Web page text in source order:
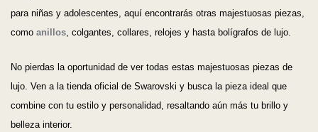
para niñas y adolescentes, aquí encontrarás otras majestuosas piezas,
como anillos , colgantes, collares, relojes y hasta bolígrafos de lujo.
No pierdas la oportunidad de ver todas estas majestuosas piezas de
lujo. Ven a la tienda oficial de Swarovski y busca la pieza ideal que
combine con tu estilo y personalidad, resaltando aún más tu brillo y
belleza interior.